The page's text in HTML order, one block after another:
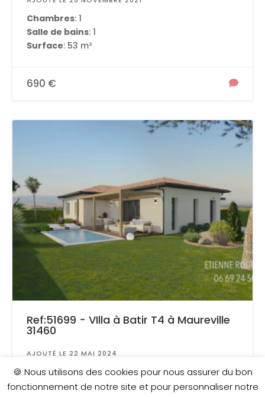
Chambres: 1
Salle de bains: 1
Surface: 53 m²
690 €
Ref:51699 - VIlla à Batir T4 à Maureville
31460
AJOUTÉ LE 22 MAI 2024
Surface: 800 m²
🍪 Nous utilisons des cookies pour nous assurer du bon
fonctionnement de notre site et pour personnaliser notre